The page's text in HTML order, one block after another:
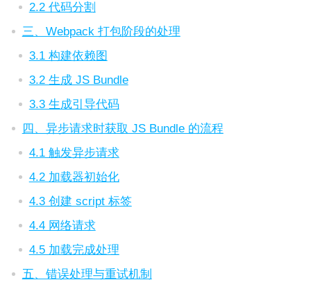
2.2 代码分割
三、Webpack 打包阶段的处理
3.1 构建依赖图
3.2 生成 JS Bundle
3.3 生成引导代码
四、异步请求时获取 JS Bundle 的流程
4.1 触发异步请求
4.2 加载器初始化
4.3 创建 script 标签
4.4 网络请求
4.5 加载完成处理
五、错误处理与重试机制